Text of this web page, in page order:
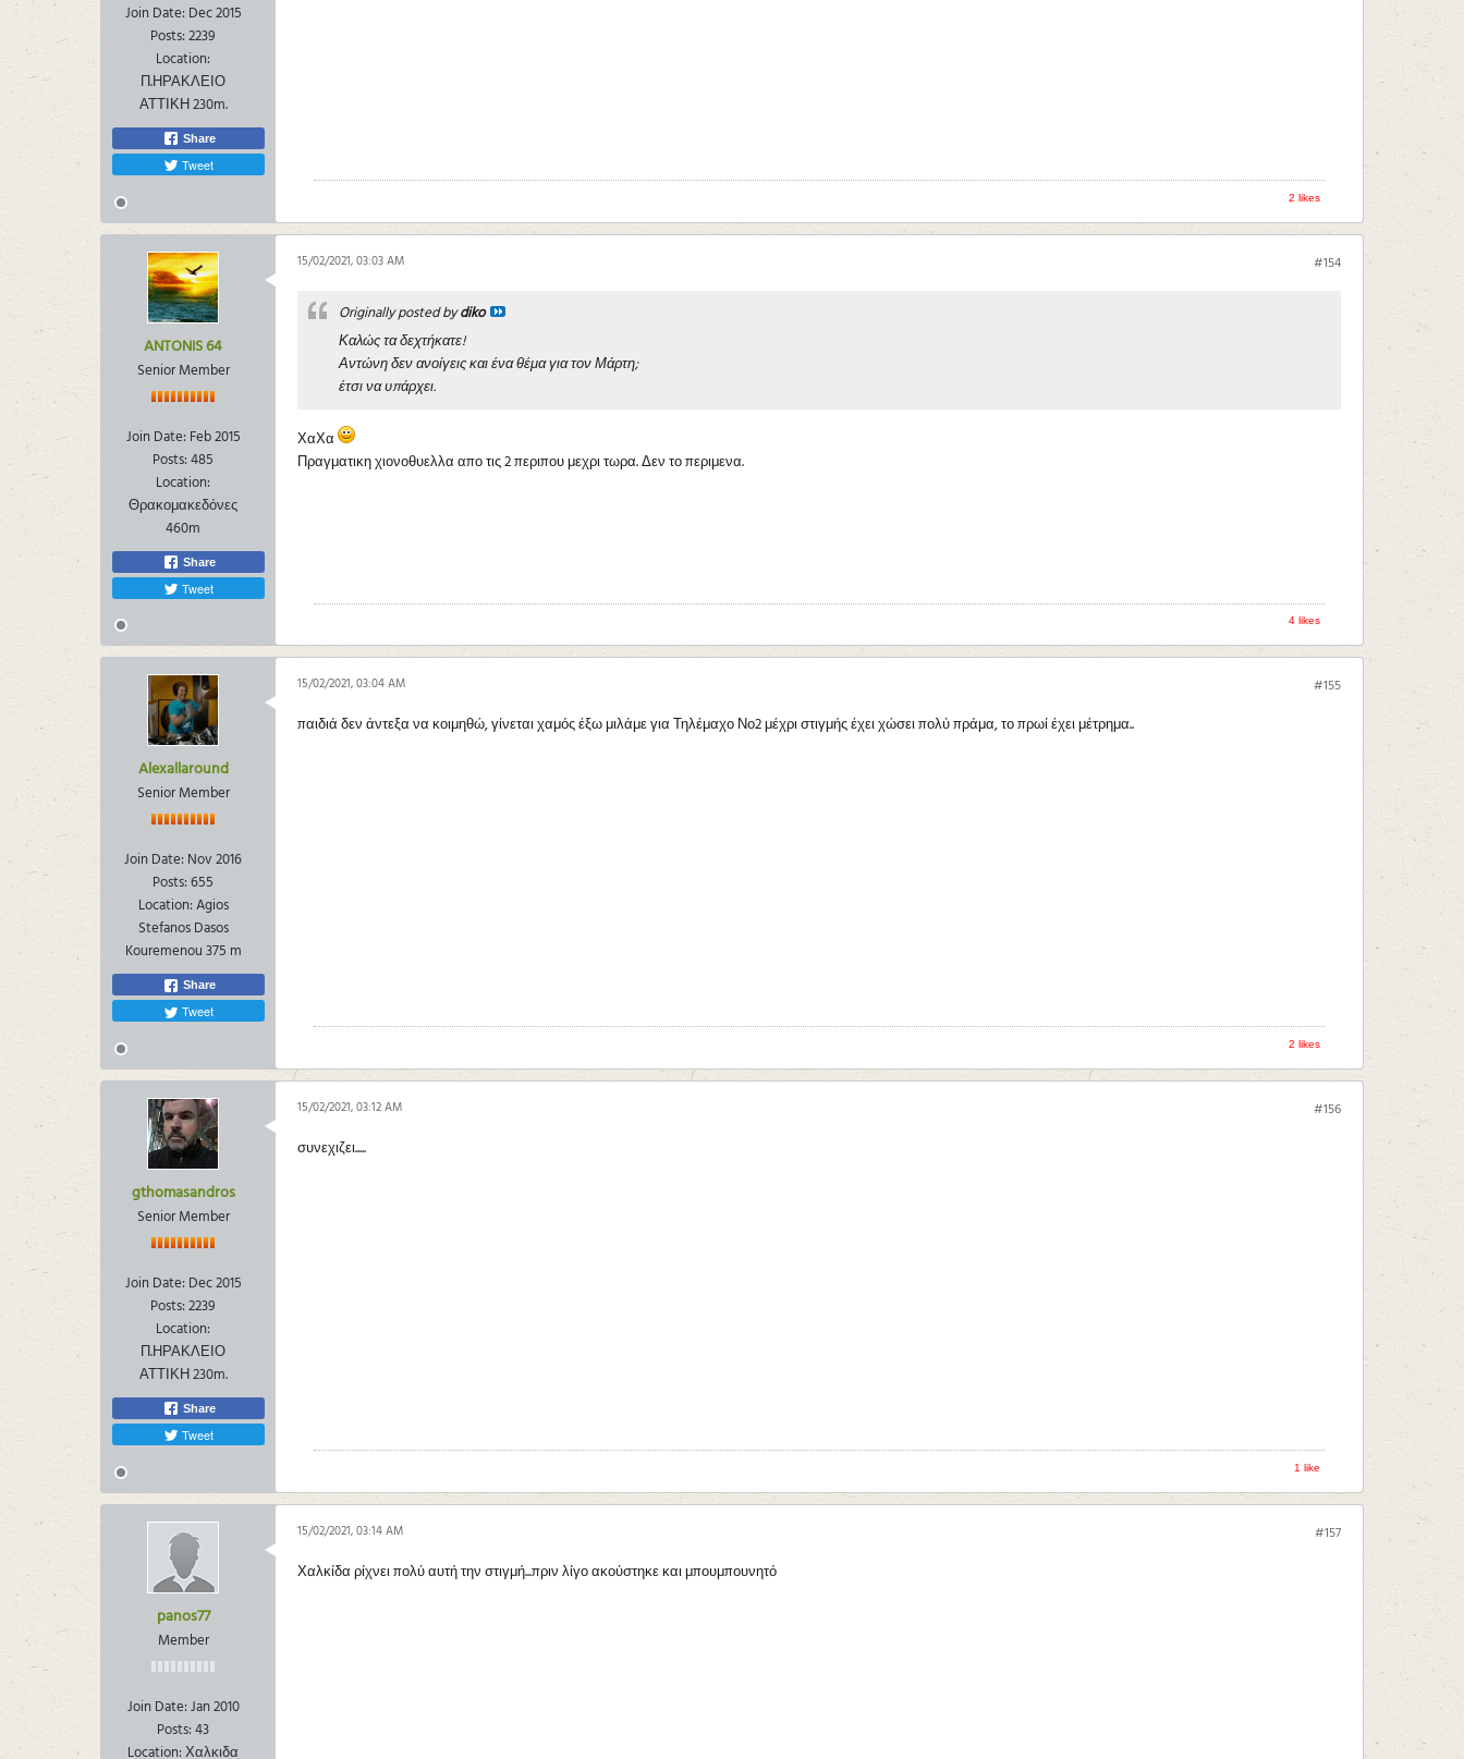
Join Date: Dec 2015
Posts:2239
Location:
Π.ΗΡΑΚΛΕΙΟ
ΑΤΤΙΚΗ 230m.
Share
Tweet
2 likes
ANTONIS 64
Senior Member
Join Date: Feb 2015
Posts:485
Location:
Θρακομακεδόνες
460m
Share
Tweet
#154
15/02/2021, 03:03 AM
Originally posted bydiko
Καλώς τα δεχτήκατε!
Αντώνη δεν ανοίγεις και ένα θέμα για τον Μάρτη;
έτσι να υπάρχει.
ΧαΧα
Πραγματικη χιονοθυελλα απο τις 2 περιπου μεχρι τωρα. Δεν το περιμενα.
4 likes
Alexallaround
Senior Member
Join Date: Nov 2016
Posts:655
Location:Agios
Stefanos Dasos
Kouremenou 375 m
Share
Tweet
#155
15/02/2021, 03:04 AM
παιδιά δεν άντεξα να κοιμηθώ, γίνεται χαμός έξω μιλάμε για Τηλέμαχο Νο2 μέχρι στιγμής έχει χώσει πολύ πράμα, το πρωί έχει μέτρημα..
2 likes
gthomasandros
Senior Member
Join Date: Dec 2015
Posts:2239
Location:
Π.ΗΡΑΚΛΕΙΟ
ΑΤΤΙΚΗ 230m.
Share
Tweet
#156
15/02/2021, 03:12 AM
συνεχιζει.....
1 like
panos77
Member
Join Date:Jan 2010
Posts:43
Location:Χαλκιδα
#157
15/02/2021, 03:14 AM
Χαλκίδα ρίχνει πολύ αυτή την στιγμή...πριν λίγο ακούστηκε και μπουμπουνητό